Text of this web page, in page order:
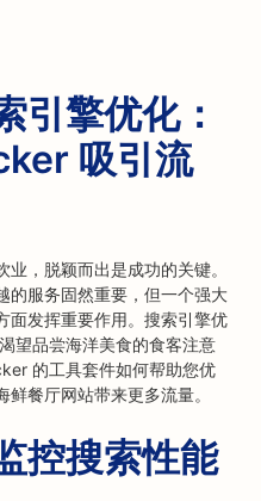
引擎优化：
吸引流
，脱颖而出是成功的关键。
的服务固然重要，但一个强大
面发挥重要作用。搜索引擎优
望品尝海洋美食的食客注意
的工具套件如何帮助您优
餐厅网站带来更多流量。
控搜索性能